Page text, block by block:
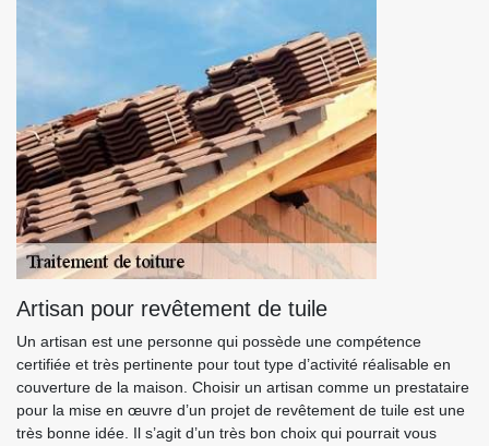
Artisan pour revêtement de tuile
Un artisan est une personne qui possède une compétence
certifiée et très pertinente pour tout type d’activité réalisable en
couverture de la maison. Choisir un artisan comme un prestataire
pour la mise en œuvre d’un projet de revêtement de tuile est une
très bonne idée. Il s’agit d’un très bon choix qui pourrait vous